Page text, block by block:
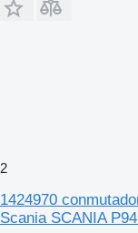
2
1424970
Scania SCANIA